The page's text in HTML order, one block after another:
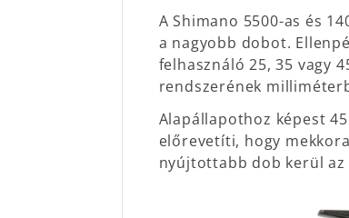
A Shimano 5500-as és
a nagyobb dobot.
felhasználó 25, 35 vagy
rendszerének
Alapállapothoz képest
előrevetíti, hogy
nyújtottabb dob kerül az